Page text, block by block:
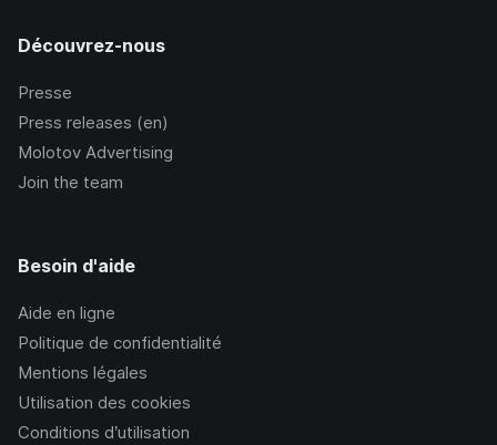
Découvrez-nous
Presse
Press releases (en)
Molotov Advertising
Join the team
Besoin d'aide
Aide en ligne
Politique de confidentialité
Mentions légales
Utilisation des cookies
Conditions d’utilisation